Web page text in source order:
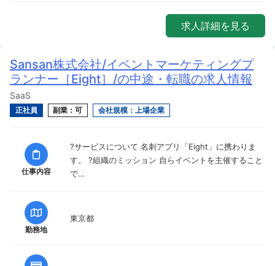
求人詳細を見る
Sansan株式会社/イベントマーケティングプ
ランナー［Eight］/の中途・転職の求人情報
SaaS
正社員 副業：可 会社規模：上場企業
仕事内容
?サービスについて 名刺アプリ「Eight」に携わりま
す。 ?組織のミッション 自らイベントを主催すること
で…
勤務地
東京都